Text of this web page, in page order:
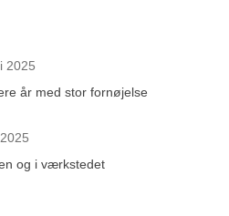
2025
år med stor fornøjelse
og i værkstedet